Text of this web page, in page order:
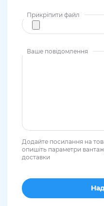
Прикріпити файл
Ваше повідомлення
Додайте посилання на
опишіть параметри
доставки